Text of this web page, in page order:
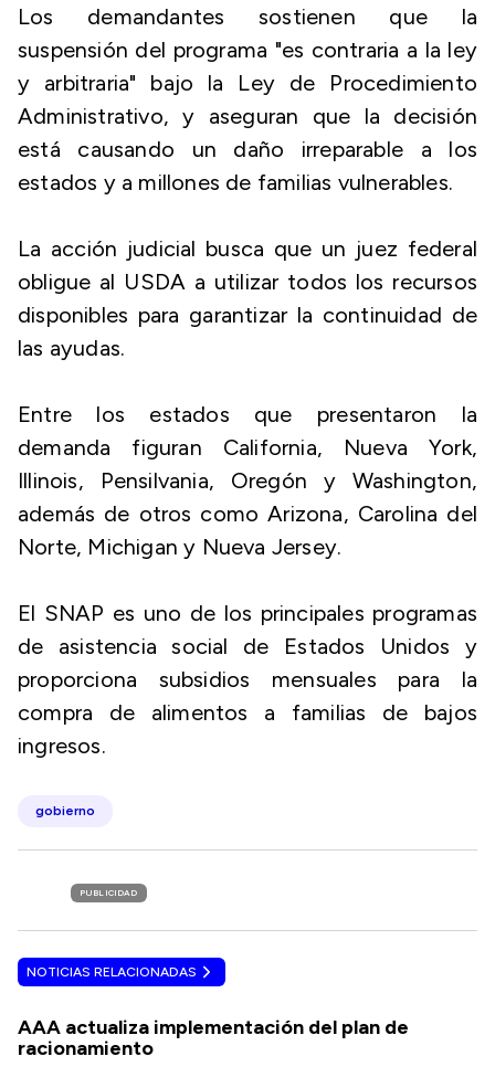
Los demandantes sostienen que la
suspensión del programa "es contraria a la ley
y arbitraria" bajo la Ley de Procedimiento
Administrativo, y aseguran que la decisión
está causando un daño irreparable a los
estados y a millones de familias vulnerables.
La acción judicial busca que un juez federal
obligue al USDA a utilizar todos los recursos
disponibles para garantizar la continuidad de
las ayudas.
Entre los estados que presentaron la
demanda figuran California, Nueva York,
Illinois, Pensilvania, Oregón y Washington,
además de otros como Arizona, Carolina del
Norte, Michigan y Nueva Jersey.
El SNAP es uno de los principales programas
de asistencia social de Estados Unidos y
proporciona subsidios mensuales para la
compra de alimentos a familias de bajos
ingresos.
gobierno
PUBLICIDAD
NOTICIAS RELACIONADAS
AAA actualiza implementación del plan de
racionamiento